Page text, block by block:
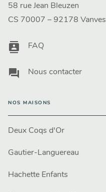
58 rue Jean Bleuzen
CS 70007 – 92178 Vanves
contacts FAQ
question_answer Nous contacter
NOS MAISONS
Deux Coqs d'Or
Gautier-Languereau
Hachette Enfants